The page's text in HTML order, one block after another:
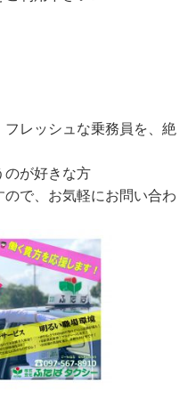
レッシュな乗務員を、絶
のが好きな方
で、お気軽にお問い合わ